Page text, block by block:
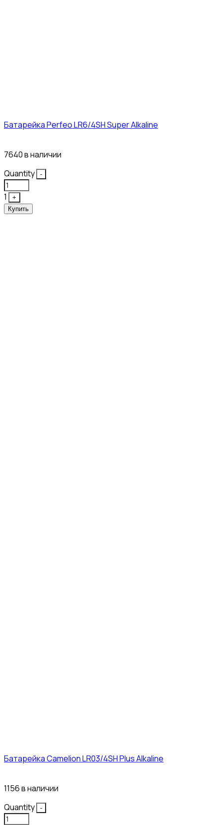
Батарейка Perfeo LR6/4SH Super Alkaline
7640 в наличии
Quantity
-
1
+
Купить
Батарейка Camelion LR03/4SH Plus Alkaline
1156 в наличии
Quantity
-